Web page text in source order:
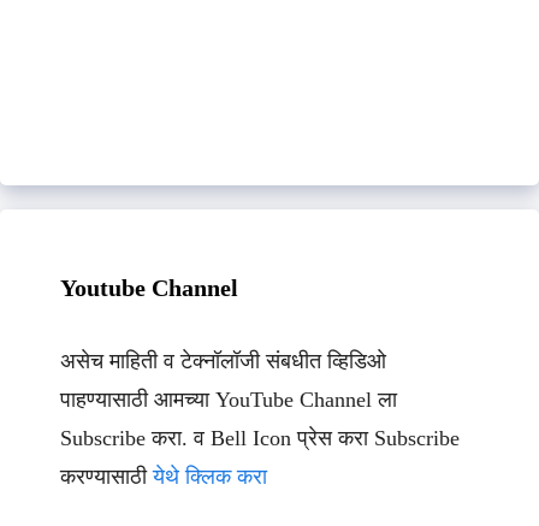
Youtube Channel
असेच माहिती व टेक्नॉलॉजी संबधीत व्हिडिओ
पाहण्यासाठी आमच्या YouTube Channel ला
Subscribe करा. व Bell Icon प्रेस करा Subscribe
करण्यासाठीयेथे क्लिक करा